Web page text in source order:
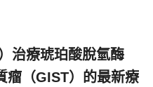
）治療琥珀酸脫氫酶
瘤（GIST）的最新療